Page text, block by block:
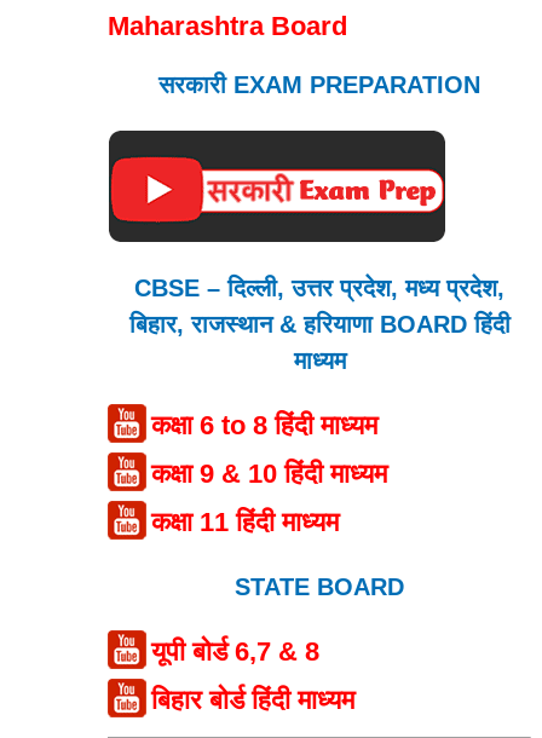
Maharashtra Board
सरकारी EXAM PREPARATION
CBSE – दिल्ली, उत्तर प्रदेश, मध्य प्रदेश,
बिहार, राजस्थान & हरियाणा BOARD हिंदी
माध्यम
कक्षा 6 to 8 हिंदी माध्यम
कक्षा 9 & 10 हिंदी माध्यम
कक्षा 11 हिंदी माध्यम
STATE BOARD
यूपी बोर्ड 6,7 & 8
बिहार बोर्ड हिंदी माध्यम